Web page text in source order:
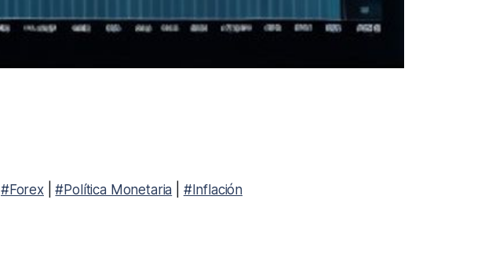
#Forex|#Política Monetaria
#Inflación